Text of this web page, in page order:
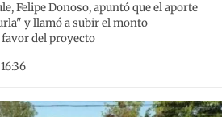
Felipe Donoso, apuntó que el aporte
y llamó a subir el monto
del proyecto